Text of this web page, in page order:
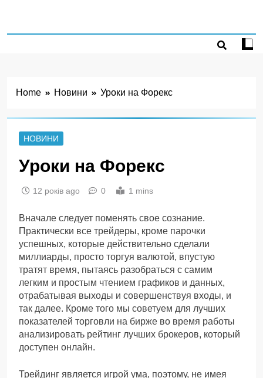
Home Новини Уроки на Форекс
НОВИНИ
Уроки на Форекс
12 років ago 0 1 mins
Вначале следует поменять свое сознание.
Практически все трейдеры, кроме парочки
успешных, которые действительно сделали
миллиарды, просто торгуя валютой, впустую
тратят время, пытаясь разобраться с самим
легким и простым чтением графиков и данных,
отрабатывая выходы и совершенствуя входы, и
так далее. Кроме того мы советуем для лучших
показателей торговли на бирже во время работы
анализировать рейтинг лучших брокеров, который
доступен онлайн.
Трейдинг является игрой ума, поэтому, не имея